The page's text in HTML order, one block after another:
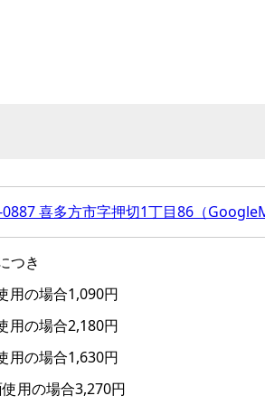
喜多方市字押切1丁目86（
つき
用の場合1,090円
用の場合2,180円
用の場合1,630円
使用の場合3,270円